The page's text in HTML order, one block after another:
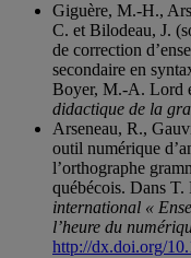
Giguère, M.-H.,
C. et Bilodeau, J.
de correction
secondaire en
Boyer, M.-A. Lord
didactique de la
Arseneau, R.,
outil numérique
l’orthographe
québécois. Dans T.
international «
l’heure du
http://dx.doi.org/